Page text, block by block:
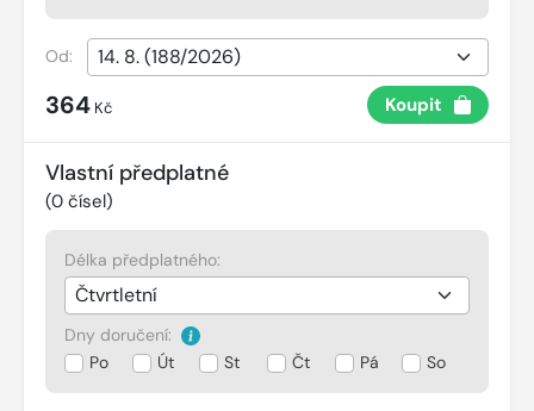
Od:
364 Kč Koupit
Vlastní předplatné
(0 čísel)
Délka předplatného:
Dny doručení:
Po
Út St Čt Pá So